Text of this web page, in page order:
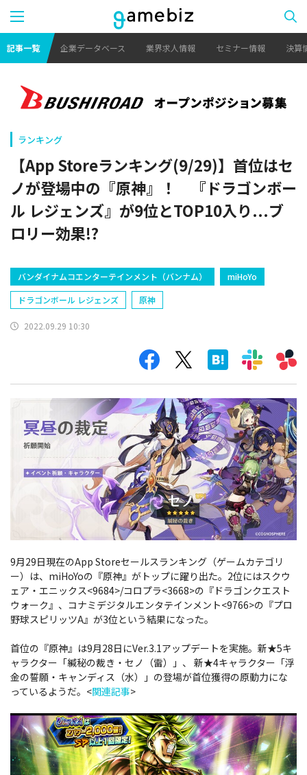
記事一覧 企業データベース 業界求人情報 セミナー情報 決算
ランキング
【App Storeランキング(9/29)】首位はセ
ノが登場中の『原神』！ 『ドラゴンボー
ル レジェンズ』が9位とTOP10入り...ブ
ロリー効果!?
バンダイナムコエンターテインメント（バンナム）
miHoYo
ドラゴンボール レジェンズ
原神
2022.09.29 10:30
9月29日現在のApp Storeセールスランキング（ゲームカテゴリ
ー）は、miHoYoの『原神』がトップに躍り出た。2位にはスクウ
ェア・エニックス<9684>/コロプラ<3668>の『ドラゴンクエスト
ウォーク』、コナミデジタルエンタテインメント<9766>の『プロ
野球スピリッツA』が3位という結果になった。
首位の 『原神』は9月28日にVer.3.1アップデートを実施。新★5キ
ャラクター「緘秘の裁き・セノ（雷）」、 新★4キャラクター「浮
金の誓願・キャンディス（水）」の登場が首位獲得の原動力にな
っているようだ。<関連記事>